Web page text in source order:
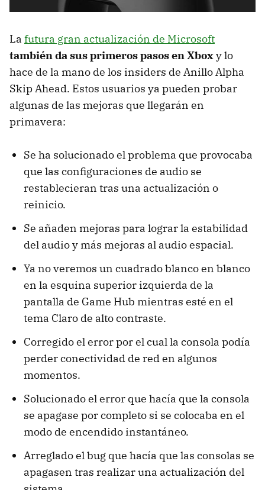
La futura gran actualización de Microsoft
también da sus primeros pasos en Xboxy lo
hace de la mano de los insiders de Anillo Alpha
Skip Ahead. Estos usuarios ya pueden probar
algunas de las mejoras que llegarán en
primavera:
Se ha solucionado el problema que provocaba
que las configuraciones de audio se
restablecieran tras una actualización o
reinicio.
Se añaden mejoras para lograr la estabilidad
del audio y más mejoras al audio espacial.
Ya no veremos un cuadrado blanco en blanco
en la esquina superior izquierda de la
pantalla de Game Hub mientras esté en el
tema Claro de alto contraste.
Corregido el error por el cual la consola podía
perder conectividad de red en algunos
momentos.
Solucionado el error que hacía que la consola
se apagase por completo si se colocaba en el
modo de encendido instantáneo.
Arreglado el bug que hacía que las consolas se
apagasen tras realizar una actualización del